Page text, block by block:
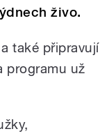
živo.
také připravují
programu už